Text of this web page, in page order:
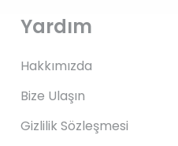
Yardım
Hakkımızda
Bize Ulaşın
Gizlilik Sözleşmesi